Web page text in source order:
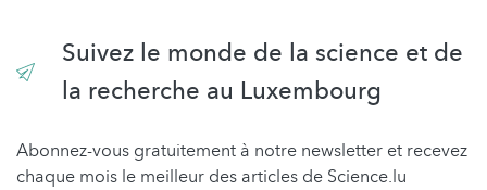
Suivez le monde de la science et de
la recherche au Luxembourg
Abonnez-vous gratuitement à notre newsletter et recevez
chaque mois le meilleur des articles de Science.lu